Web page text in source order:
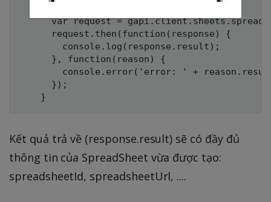
var request =
      request.then(function(response) {
        console.log(response.result);
      }, function(reason) {
console.error('error: ' +
      });
Kết quả trả về (response.result) sẽ có đầy đủ
thông tin của SpreadSheet vừa được tạo:
spreadsheetId, spreadsheetUrl, ....